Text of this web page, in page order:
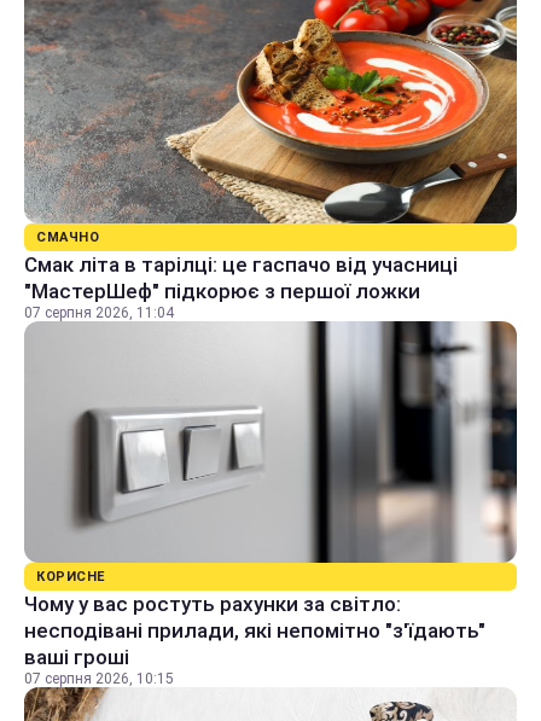
СМАЧНО
Смак літа в тарілці: це гаспачо від учасниці
"МастерШеф" підкорює з першої ложки
07 серпня 2026, 11:04
КОРИСНЕ
Чому у вас ростуть рахунки за світло:
несподівані прилади, які непомітно "з'їдають"
ваші гроші
07 серпня 2026, 10:15